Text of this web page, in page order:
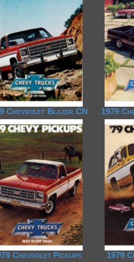
Chevrolet Blazer CN 1979
Chevrolet Pickups
1979